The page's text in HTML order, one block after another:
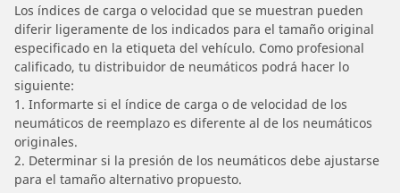
Los índices de carga o velocidad que se muestran pueden
diferir ligeramente de los indicados para el tamaño original
especificado en la etiqueta del vehículo. Como profesional
calificado, tu distribuidor de neumáticos podrá hacer lo
siguiente:
1. Informarte si el índice de carga o de velocidad de los
neumáticos de reemplazo es diferente al de los neumáticos
originales.
2. Determinar si la presión de los neumáticos debe ajustarse
para el tamaño alternativo propuesto.